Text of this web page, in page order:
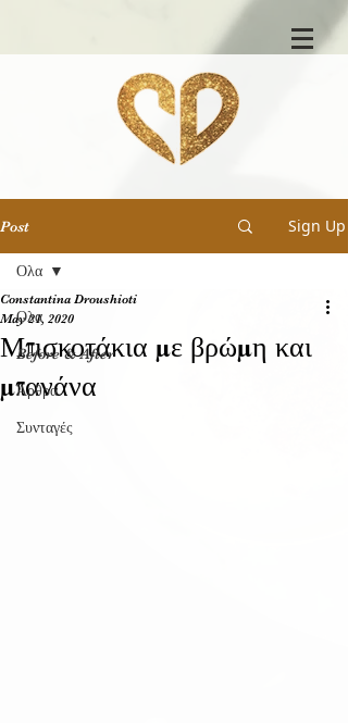
Post Sign Up
Ολα
Before & After
Άρθρα
Συνταγές
Ολα
Μπισκοτάκια με βρώμη και
μπανάνα
Constantina Droushioti
May 21, 2020